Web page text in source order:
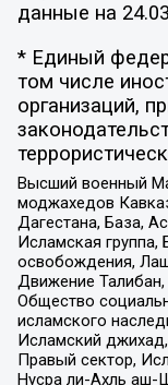
данные на
* Единый
том числе
организаций,
Высший военный
моджахедов
Дагестана, База,
Исламская группа,
освобождения,
Движение Талибан,
Общество
исламского
Исламский
Правый сектор,
Нусра ли-Ахль аш-